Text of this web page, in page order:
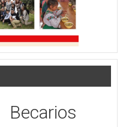
Becarios